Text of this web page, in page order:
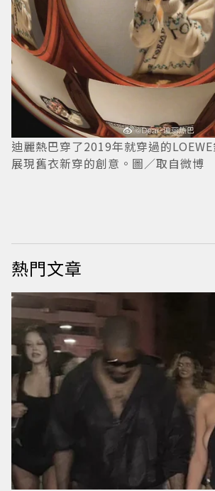
迪麗熱巴穿了2019年就穿過的LOEWE
展現舊衣新穿的創意。圖／取自微博
熱門文章